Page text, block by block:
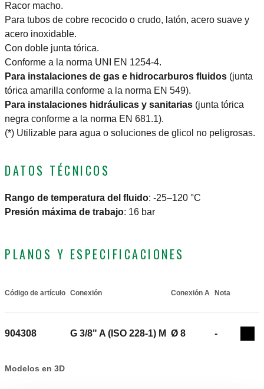
Racor macho.
Para tubos de cobre recocido o crudo, latón, acero suave y
acero inoxidable.
Con doble junta tórica.
Conforme a la norma UNI EN 1254-4.
Para instalaciones de gas e hidrocarburos fluidos (junta
tórica amarilla conforme a la norma EN 549).
Para instalaciones hidráulicas y sanitarias (junta tórica
negra conforme a la norma EN 681.1).
(*) Utilizable para agua o soluciones de glicol no peligrosas.
DATOS TÉCNICOS
Rango de temperatura del fluido: -25–120 °C
Presión máxima de trabajo: 16 bar
PLANOS Y ESPECIFICACIONES
Código de artículo Conexión Conexión A Nota
904308 G 3/8" A (ISO 228-1) M Ø 8 -
Modelos en 3D